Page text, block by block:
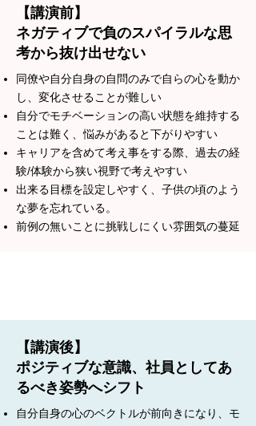
【講演前】
ネガティブで負のスパイラルな思
考から抜け出せない
同僚や自分自身の自問のみで自らの心を動か
し、変化させることが難しい
自分でモチベーションの高い状態を維持する
ことは難く、悩みがあると下がりやすい
キャリアを含めて考え事をする際、過去の経
験/体験から狭い視野で考えやすい
出来る目標を設定しやすく、子供の頃のよう
な夢を忘れている。
前例の無いことに挑戦しにくい雰囲気の蔓延
【講演後】
ポジティブな意識、社員としてあ
るべき姿勢へシフト
自分自身の心のベクトルが前向きになり、モ